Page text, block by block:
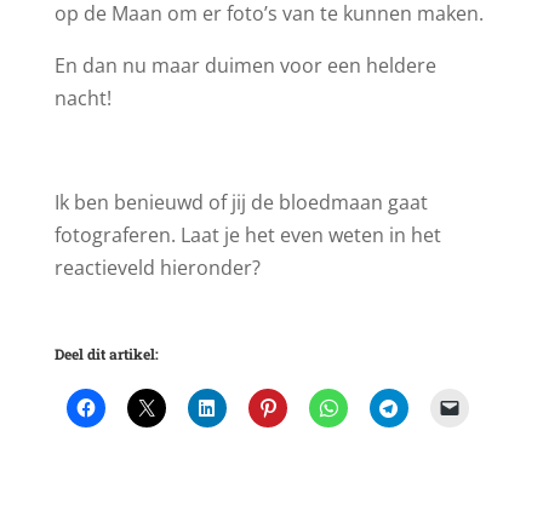
op de Maan om er foto’s van te kunnen maken.
En dan nu maar duimen voor een heldere
nacht!
Ik ben benieuwd of jij de bloedmaan gaat
fotograferen. Laat je het even weten in het
reactieveld hieronder?
Deel dit artikel: